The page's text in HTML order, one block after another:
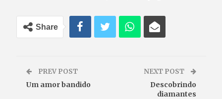
Share
PREV POST
Um amor bandido
NEXT POST
Descobrindo
diamantes